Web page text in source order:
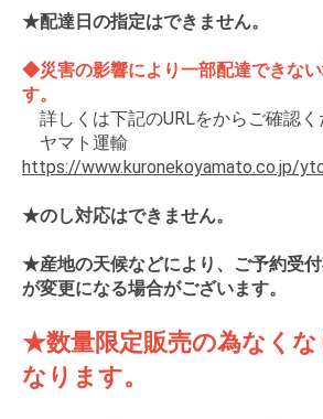
★配達日の指定はできません。
◆災害の影響により一部配達できな
す。
詳しくは下記のURLをからご確認く
ヤマト運輸
https://www.kuronekoyamato.co.jp/
★のし対応はできません。
★産地の天候などにより、ご予約受
が変更になる場合がございます。
★数量限定販売の為なくな
なります。